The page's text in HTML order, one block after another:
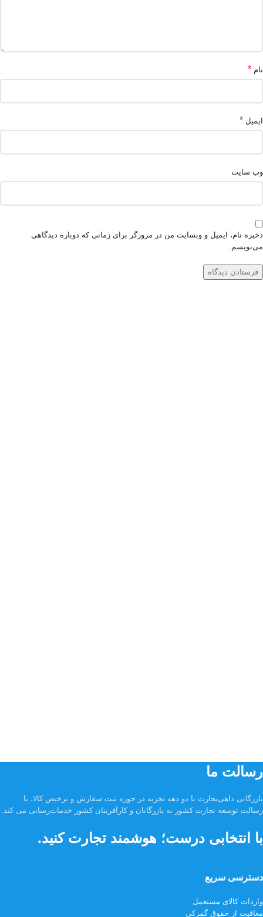
نام *
ایمیل *
وب‌ سایت
ذخیره نام، ایمیل و وبسایت من در مرورگر برای زمانی که دوباره دیدگاهی
می‌نویسم.
رسالت ما
بازرگانی داهی‌تجارت با دو دهه تجربه در حوزه ثبت سفارش و ترخیص کالا، با
رسالت توسعه تجارت کشور به بازرگانان و کارآفرینان کشور خدمات‌رسانی می کند.
با انتخابی درست؛ هوشمند تجارت کنید.
دسترسی سریع
واردات کالای مستعمل
معافیت از حقوق گمرکی